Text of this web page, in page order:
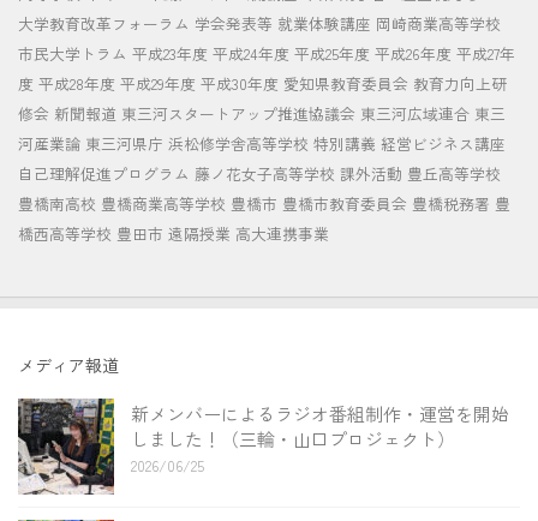
大学教育改革フォーラム 学会発表等 就業体験講座 岡崎商業高等学校
市民大学トラム 平成23年度 平成24年度 平成25年度 平成26年度 平成27年
度 平成28年度 平成29年度 平成30年度 愛知県教育委員会 教育力向上研
修会 新聞報道 東三河スタートアップ推進協議会 東三河広域連合 東三
河産業論 東三河県庁 浜松修学舎高等学校 特別講義 経営ビジネス講座
自己理解促進プログラム 藤ノ花女子高等学校 課外活動 豊丘高等学校
豊橋南高校 豊橋商業高等学校 豊橋市 豊橋市教育委員会 豊橋税務署 豊
橋西高等学校 豊田市 遠隔授業 高大連携事業
メディア報道
新メンバーによるラジオ番組制作・運営を開始
しました！（三輪・山口プロジェクト）
2026/06/25